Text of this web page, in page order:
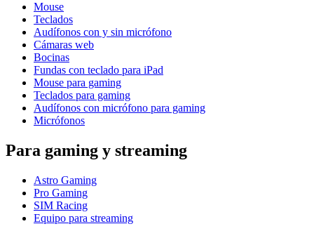
Mouse
Teclados
Audífonos con y sin micrófono
Cámaras web
Bocinas
Fundas con teclado para iPad
Mouse para gaming
Teclados para gaming
Audífonos con micrófono para gaming
Micrófonos
Para gaming y streaming
Astro Gaming
Pro Gaming
SIM Racing
Equipo para streaming